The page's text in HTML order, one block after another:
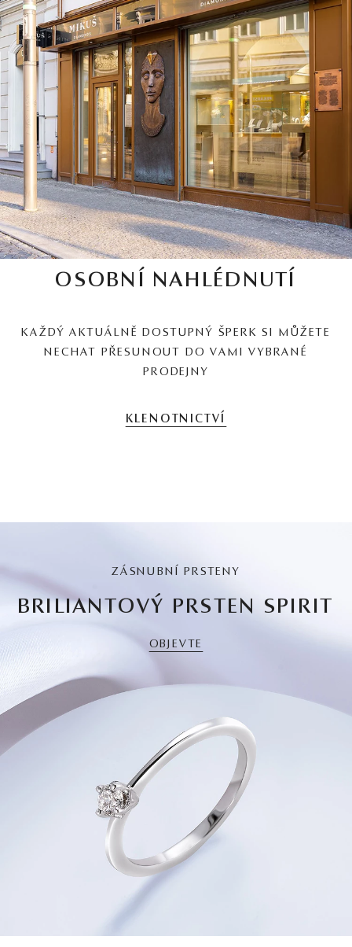
OSOBNÍ NAHLÉDNUTÍ
KAŽDÝ AKTUÁLNĚ DOSTUPNÝ ŠPERK SI MŮŽETE
NECHAT PŘESUNOUT DO VAMI VYBRANÉ
PRODEJNY
KLENOTNICTVÍ
ZÁSNUBNÍ PRSTENY
BRILIANTOVÝ PRSTEN SPIRIT
OBJEVTE